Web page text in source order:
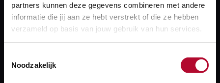
partners kunnen deze gegevens combineren met andere
informatie die jij aan ze hebt verstrekt of die ze hebben
verzameld op basis van jouw gebruik van hun services.
Noodzakelijk